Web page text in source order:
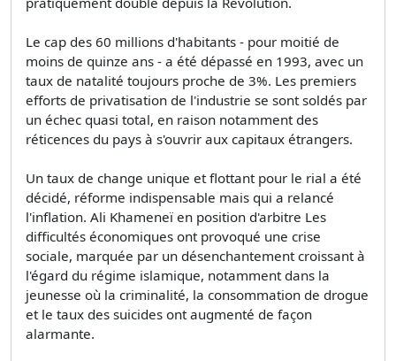
Le cap des 60 millions d'habitants - pour moitié de
moins de quinze ans - a été dépassé en 1993, avec un
taux de natalité toujours proche de 3%. Les premiers
efforts de privatisation de l'industrie se sont soldés par
un échec quasi total, en raison notamment des
réticences du pays à s'ouvrir aux capitaux étrangers.
Un taux de change unique et flottant pour le rial a été
décidé, réforme indispensable mais qui a relancé
l'inflation. Ali Khameneï en position d'arbitre Les
difficultés économiques ont provoqué une crise
sociale, marquée par un désenchantement croissant à
l'égard du régime islamique, notamment dans la
jeunesse où la criminalité, la consommation de drogue
et le taux des suicides ont augmenté de façon
alarmante.